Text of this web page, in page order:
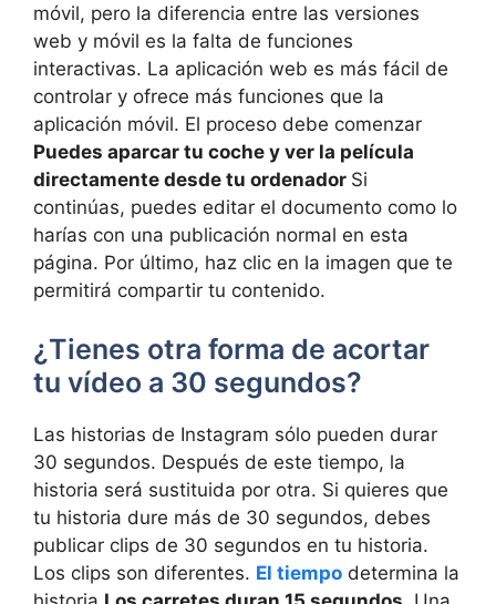
móvil, pero la diferencia entre las versiones
web y móvil es la falta de funciones
interactivas. La aplicación web es más fácil de
controlar y ofrece más funciones que la
aplicación móvil. El proceso debe comenzar
Puedes aparcar tu coche y ver la película
directamente desde tu ordenador Si
continúas, puedes editar el documento como lo
harías con una publicación normal en esta
página. Por último, haz clic en la imagen que te
permitirá compartir tu contenido.
¿Tienes otra forma de acortar
tu vídeo a 30 segundos?
Las historias de Instagram sólo pueden durar
30 segundos. Después de este tiempo, la
historia será sustituida por otra. Si quieres que
tu historia dure más de 30 segundos, debes
publicar clips de 30 segundos en tu historia.
Los clips son diferentes. El tiempo determina la